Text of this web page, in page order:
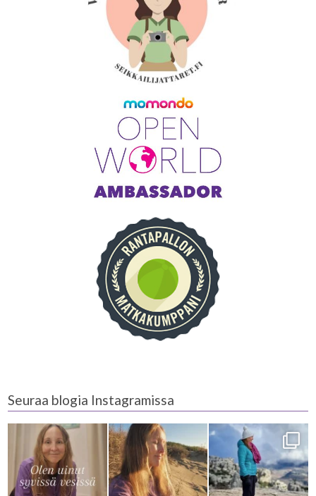
Seuraa blogia Instagramissa